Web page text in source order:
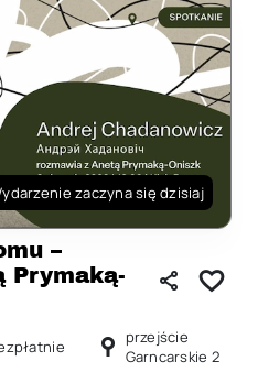
zaczyna się dzisiaj
–
Prymaką-
przejście
Garncarskie 2